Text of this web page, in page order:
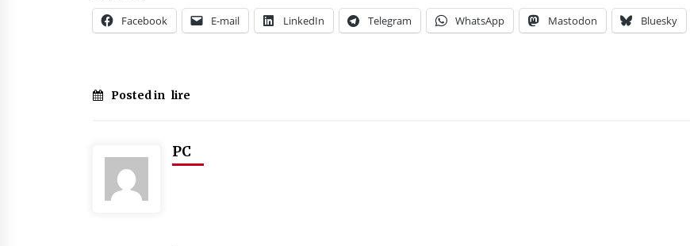
Facebook E-mail LinkedIn Telegram WhatsApp Mastodon Bluesky
Posted in lire
PC